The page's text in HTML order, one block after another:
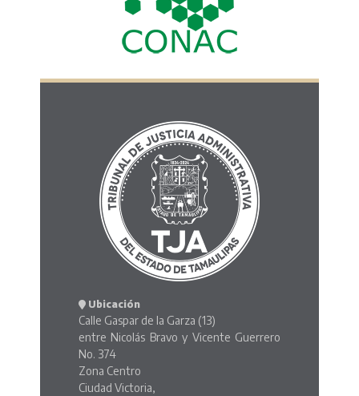
Ubicación
Calle Gaspar de la Garza (13)
entre Nicolás Bravo y Vicente Guerrero
No. 374
Zona Centro
Ciudad Victoria,